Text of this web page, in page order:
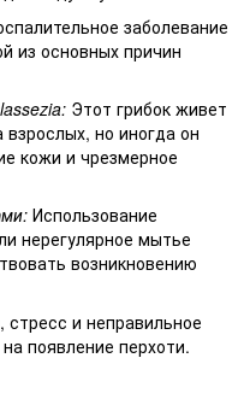
заболевание
из основных причин
Этот грибок живет
но иногда он
кожи и чрезмерное
Использование
нерегулярное мытье
возникновению
стресс и неправильное
появление перхоти.